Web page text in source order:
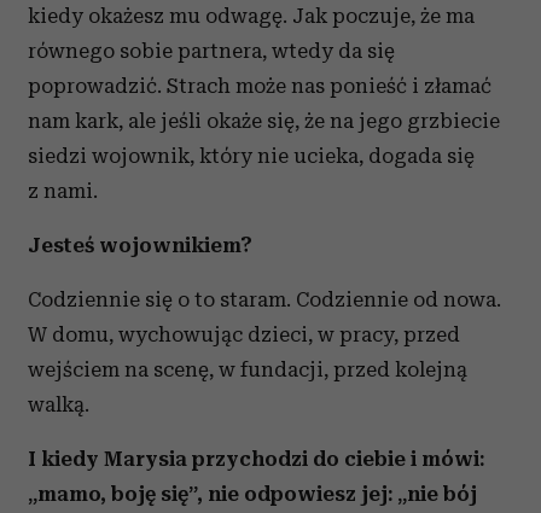
kiedy okażesz mu odwagę. Jak poczuje, że ma
równego sobie partnera, wtedy da się
poprowadzić. Strach może nas ponieść i złamać
nam kark, ale jeśli okaże się, że na jego grzbiecie
siedzi wojownik, który nie ucieka, dogada się
z nami.
Jesteś wojownikiem?
Codziennie się o to staram. Codziennie od nowa.
W domu, wychowując dzieci, w pracy, przed
wejściem na scenę, w fundacji, przed kolejną
walką.
I kiedy Marysia przychodzi do ciebie i mówi:
„mamo, boję się”, nie odpowiesz jej: „nie bój